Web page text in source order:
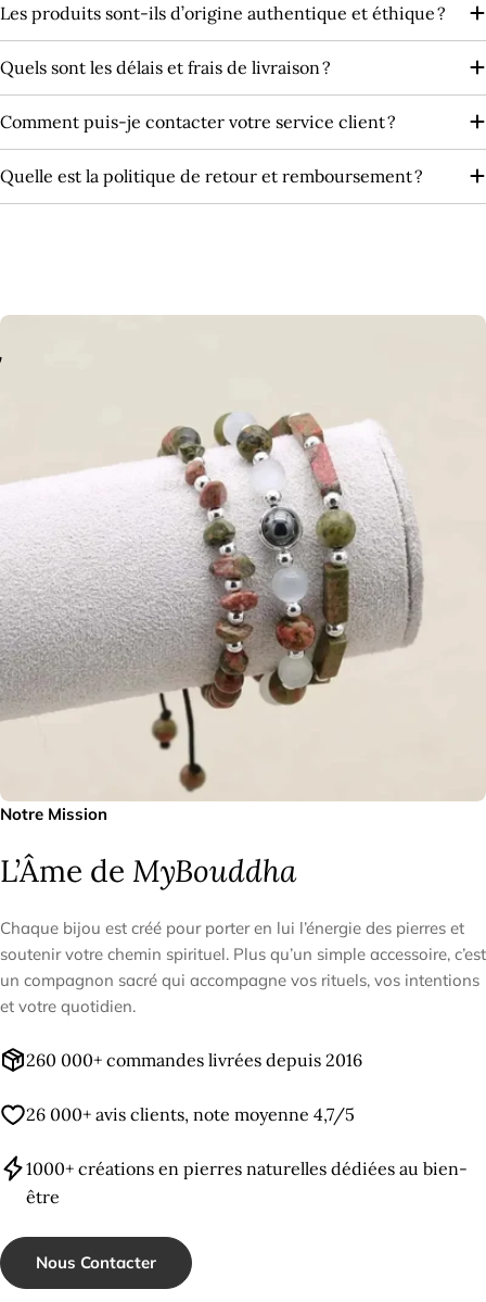
Les produits sont‑ils d’origine authentique et éthique ?
Quels sont les délais et frais de livraison ?
Comment puis-je contacter votre service client ?
Quelle est la politique de retour et remboursement ?
Notre Mission
L’Âme de MyBouddha
Chaque bijou est créé pour porter en lui l’énergie des pierres et
soutenir votre chemin spirituel. Plus qu’un simple accessoire, c’est
un compagnon sacré qui accompagne vos rituels, vos intentions
et votre quotidien.
260 000+ commandes livrées depuis 2016
26 000+ avis clients, note moyenne 4,7/5
1000+ créations en pierres naturelles dédiées au bien-
être
Nous Contacter